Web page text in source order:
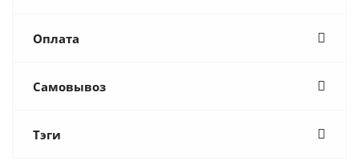
Оплата
Самовывоз
Тэги